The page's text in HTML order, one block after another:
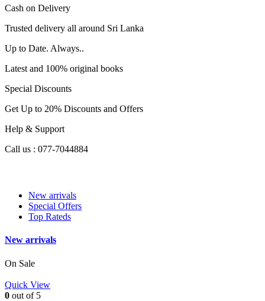
Cash on Delivery
Trusted delivery all around Sri Lanka
Up to Date. Always..
Latest and 100% original books
Special Discounts
Get Up to 20% Discounts and Offers
Help & Support
Call us : 077-7044884
New arrivals
Special Offers
Top Rateds
New arrivals
On Sale
Quick View
0 out of 5